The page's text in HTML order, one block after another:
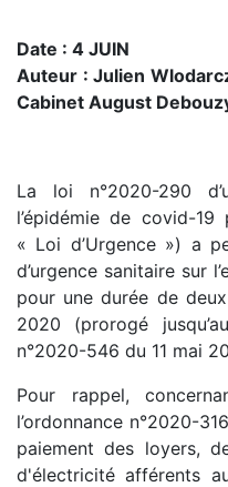
Date : 4 JUIN
Auteur : Julien
Cabinet August
La loi n°2020-290
l’épidémie de covid-
« Loi d’Urgence ») a
d’urgence sanitaire sur
pour une durée de
2020 (prorogé
n°2020-546 du 11 mai
Pour rappel,
l’ordonnance n°2020-
paiement des loyers,
d'électricité afférents